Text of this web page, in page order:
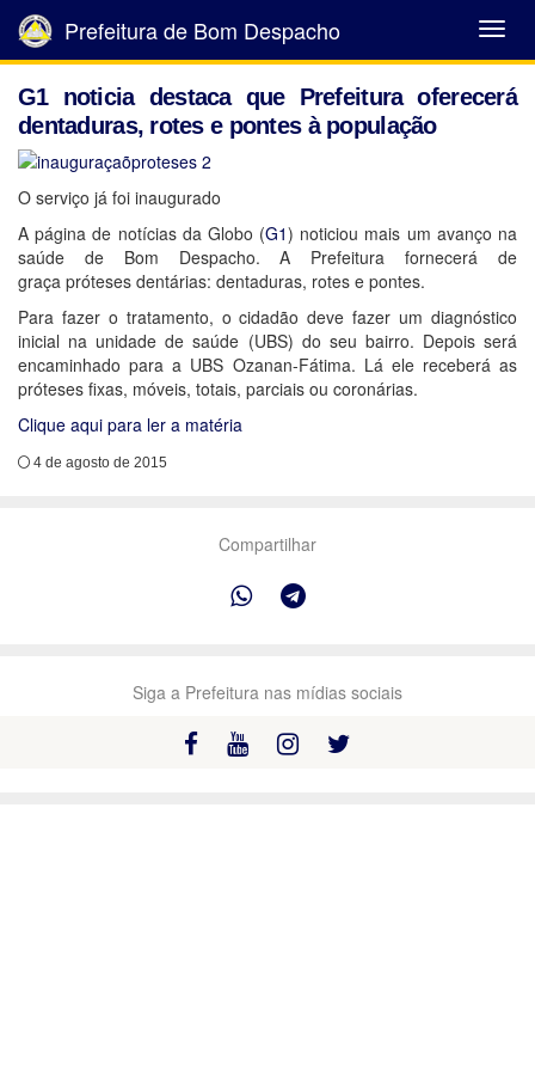
Abrir
Menu
Prefeitura de Bom Despacho
G1 noticia destaca que Prefeitura oferecerá
dentaduras, rotes e pontes à população
O serviço já foi inaugurado
A página de notícias da Globo (G1) noticiou mais um avanço na
saúde de Bom Despacho. A Prefeitura fornecerá de
graça próteses dentárias: dentaduras, rotes e pontes.
Para fazer o tratamento, o cidadão deve fazer um diagnóstico
inicial na unidade de saúde (UBS) do seu bairro. Depois será
encaminhado para a UBS Ozanan-Fátima. Lá ele receberá as
próteses fixas, móveis, totais, parciais ou coronárias.
Clique aqui para ler a matéria
4 de agosto de 2015
Compartilhar
Siga a Prefeitura nas mídias sociais